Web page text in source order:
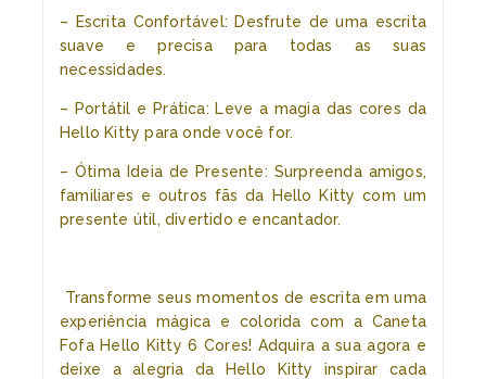
– Escrita Confortável: Desfrute de uma escrita
suave e precisa para todas as suas
necessidades.
– Portátil e Prática: Leve a magia das cores da
Hello Kitty para onde você for.
– Ótima Ideia de Presente: Surpreenda amigos,
familiares e outros fãs da Hello Kitty com um
presente útil, divertido e encantador.
Transforme seus momentos de escrita em uma
experiência mágica e colorida com a Caneta
Fofa Hello Kitty 6 Cores! Adquira a sua agora e
deixe a alegria da Hello Kitty inspirar cada